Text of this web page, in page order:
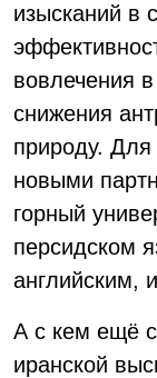
изысканий в
вовлечения
снижения
природу.
новыми
горный
персидском
английским,
А с кем ещё
иранской